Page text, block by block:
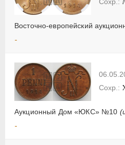
Восточно-европейский
-
Аукционный Дом «ЮКС» №10
-